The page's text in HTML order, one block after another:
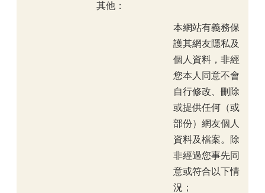
其他：
本網站有義務保
護其網友隱私及
個人資料，非經
您本人同意不會
自行修改、刪除
或提供任何（或
部份）網友個人
資料及檔案。除
非經過您事先同
意或符合以下情
況；